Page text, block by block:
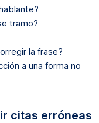
tramo?
la frase?
a una forma no
citas erróneas